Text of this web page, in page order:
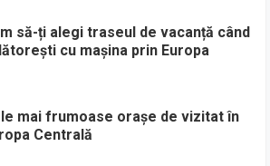
să-ți alegi traseul de vacanță când
cu mașina prin Europa
mai frumoase orașe de vizitat în
Centrală